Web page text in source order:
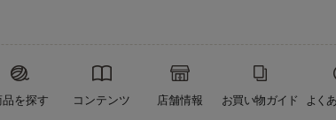
品を探す コンテンツ 店舗情報 お買い物ガイド よく